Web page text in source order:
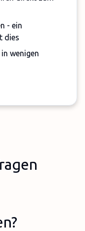
- ein
dies
wenigen